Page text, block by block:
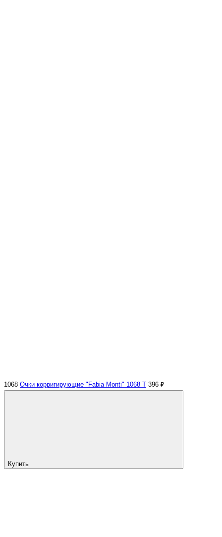
1068 Очки корригирующие "Fabia Monti" 1068 Т 396 ₽
Купить